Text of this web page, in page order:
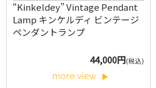
“Kinkeldey” Vintage Pendant
Lamp キンケルディ ビンテージ
ペンダントランプ
44,000円(税込)
more view